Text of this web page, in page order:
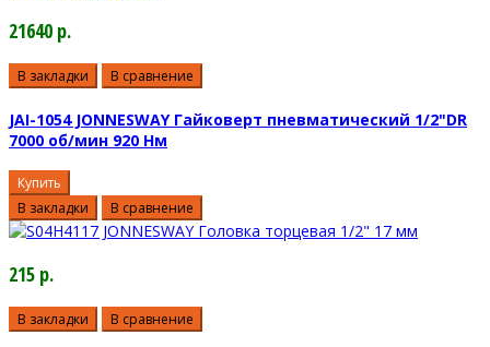
21640 р.
В закладки В сравнение
JAI-1054 JONNESWAY Гайковерт пневматический 1/2"DR
7000 об/мин 920 Нм
Купить
В закладки
В сравнение
215 р.
В закладки В сравнение